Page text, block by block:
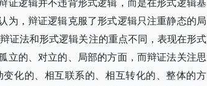
为，辩证逻辑克服了形式逻辑只注重静态的局
证法和形式逻辑关注的重点不同，表现在形式
立的、对立的、局部的方面，而辩证法关注思
化的、相互联系的、相互转化的、整体的方